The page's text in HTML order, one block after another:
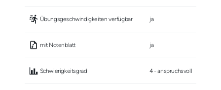
Übungsgeschwindigkeiten verfügbar ja
mit Notenblatt ja
Schwierigkeitsgrad 4 - anspruchsvoll